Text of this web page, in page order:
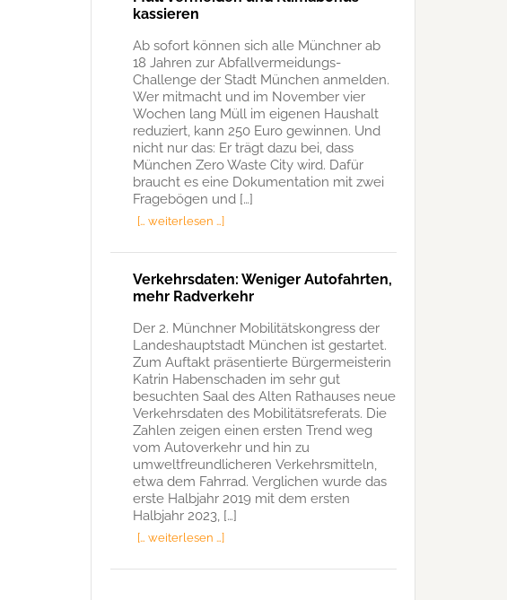
kassieren
Ab sofort können sich alle Münchner ab
18 Jahren zur Abfallvermeidungs-
Challenge der Stadt München anmelden.
Wer mitmacht und im November vier
Wochen lang Müll im eigenen Haushalt
reduziert, kann 250 Euro gewinnen. Und
nicht nur das: Er trägt dazu bei, dass
München Zero Waste City wird. Dafür
braucht es eine Dokumentation mit zwei
Fragebögen und […]
[… weiterlesen …]
Verkehrsdaten: Weniger Autofahrten,
mehr Radverkehr
Der 2. Münchner Mobilitätskongress der
Landeshauptstadt München ist gestartet.
Zum Auftakt präsentierte Bürgermeisterin
Katrin Habenschaden im sehr gut
besuchten Saal des Alten Rathauses neue
Verkehrsdaten des Mobilitätsreferats. Die
Zahlen zeigen einen ersten Trend weg
vom Autoverkehr und hin zu
umweltfreundlicheren Verkehrsmitteln,
etwa dem Fahrrad. Verglichen wurde das
erste Halbjahr 2019 mit dem ersten
Halbjahr 2023, […]
[… weiterlesen …]